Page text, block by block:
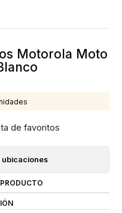
Motorola Moto
de favoritos
ubicaciones